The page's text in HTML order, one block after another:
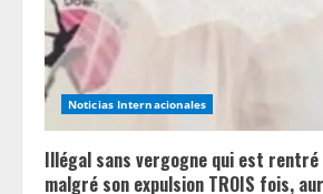
d
i
n
Noticias Internacionales
Illégal sans vergogne qui est rentré
malgré son expulsion TROIS fois,